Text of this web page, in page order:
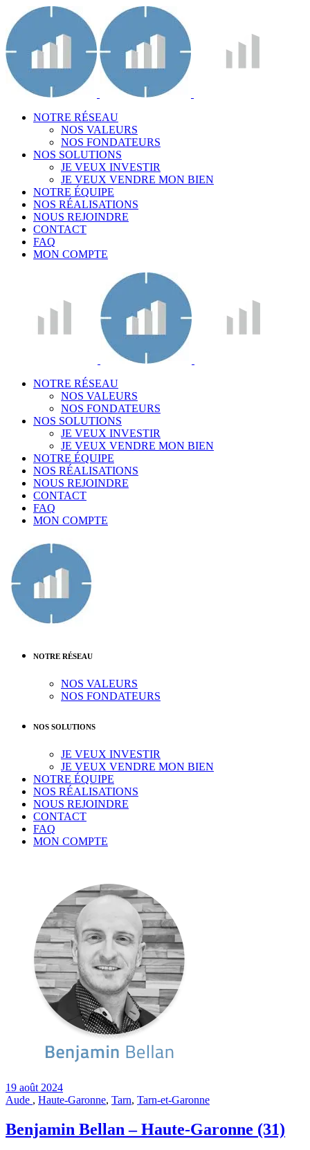
NOTRE RÉSEAU
NOS VALEURS
NOS FONDATEURS
NOS SOLUTIONS
JE VEUX INVESTIR
JE VEUX VENDRE MON BIEN
NOTRE ÉQUIPE
NOS RÉALISATIONS
NOUS REJOINDRE
CONTACT
FAQ
MON COMPTE
NOTRE RÉSEAU
NOS VALEURS
NOS FONDATEURS
NOS SOLUTIONS
JE VEUX INVESTIR
JE VEUX VENDRE MON BIEN
NOTRE ÉQUIPE
NOS RÉALISATIONS
NOUS REJOINDRE
CONTACT
FAQ
MON COMPTE
NOTRE RÉSEAU
NOS VALEURS
NOS FONDATEURS
NOS SOLUTIONS
JE VEUX INVESTIR
JE VEUX VENDRE MON BIEN
NOTRE ÉQUIPE
NOS RÉALISATIONS
NOUS REJOINDRE
CONTACT
FAQ
MON COMPTE
19 août 2024
Aude , Haute-Garonne, Tarn, Tarn-et-Garonne
Benjamin Bellan – Haute-Garonne (31)